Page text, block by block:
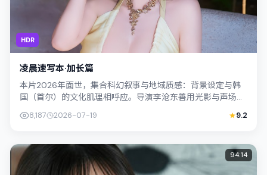
HDR
凌晨速写本·加长篇
本片2026年面世，集合科幻叙事与地域质感：背景设定与韩
国（首尔）的文化肌理相呼应。导演李沧东善用光影与声场塑
8,187 2026-07-19 9.2
94:14